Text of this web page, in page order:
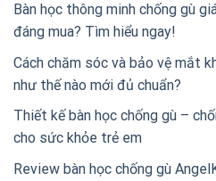
Bàn học thông minh chống gù
đáng mua? Tìm hiểu ngay!
Cách chăm sóc và bảo vệ mắt
như thế nào mới đủ chuẩn?
Thiết kế bàn học chống gù –
cho sức khỏe trẻ em
Review bàn học chống gù